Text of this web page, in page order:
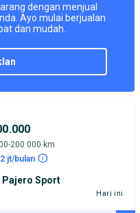
dengan menjual
Ayo mulai berjualan
dan mudah.
200.000 km
jt/bulan
Sport
Hari ini